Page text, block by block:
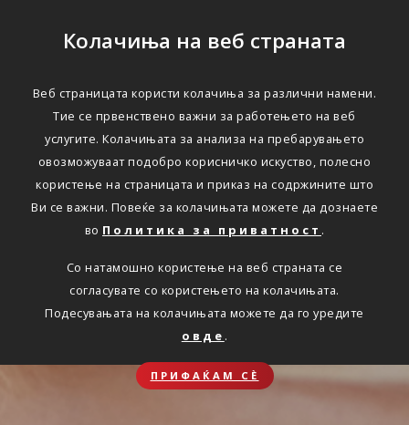
Колачиња на веб страната
Веб страницата користи колачиња за различни намени.
Тие се првенствено важни за работењето на веб
услугите. Колачињата за анализа на пребарувањето
овозможуваат подобро корисничко искуство, полесно
користење на страницата и приказ на содржините што
Ви се важни. Повеќе за колачињата можете да дознаете
во Политика за приватност .
Со натамошно користење на веб страната се
согласувате со користењето на колачињата.
Подесувањата на колачињата можете да го уредите
овде .
ПРИФАЌАМ СЀ